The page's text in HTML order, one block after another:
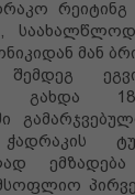
რეიტინგ
მან
გახდა
ემზადება